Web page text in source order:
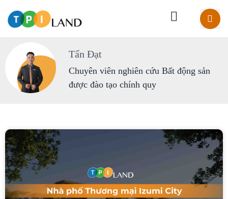
Tấn Đạt
Chuyên viên nghiên cứu Bất động sản
được đào tạo chính quy